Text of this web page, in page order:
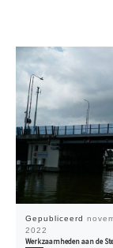
Gepubliceerd
2022
Werkzaamheden aan de